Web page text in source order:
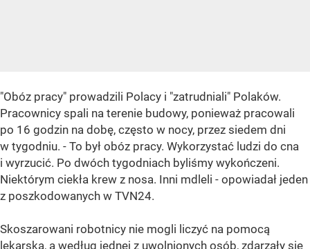
"Obóz pracy" prowadzili Polacy i "zatrudniali" Polaków.
Pracownicy spali na terenie budowy, ponieważ pracowali
po 16 godzin na dobę, często w nocy, przez siedem dni
w tygodniu. - To był obóz pracy. Wykorzystać ludzi do cna
i wyrzucić. Po dwóch tygodniach byliśmy wykończeni.
Niektórym ciekła krew z nosa. Inni mdleli - opowiadał jeden
z poszkodowanych w TVN24.
Skoszarowani robotnicy nie mogli liczyć na pomocą
lekarską, a według jednej z uwolnionych osób, zdarzały się